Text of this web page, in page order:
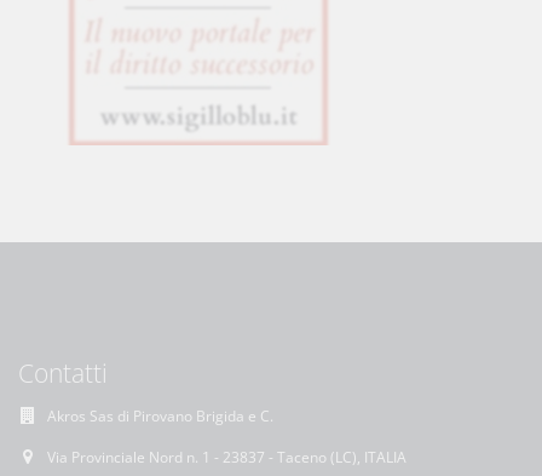
Contatti
Akros Sas di Pirovano Brigida e C.
Via Provinciale Nord n. 1 - 23837 - Taceno (LC), ITALIA